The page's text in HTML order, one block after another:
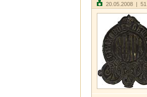
20.05.2008 |